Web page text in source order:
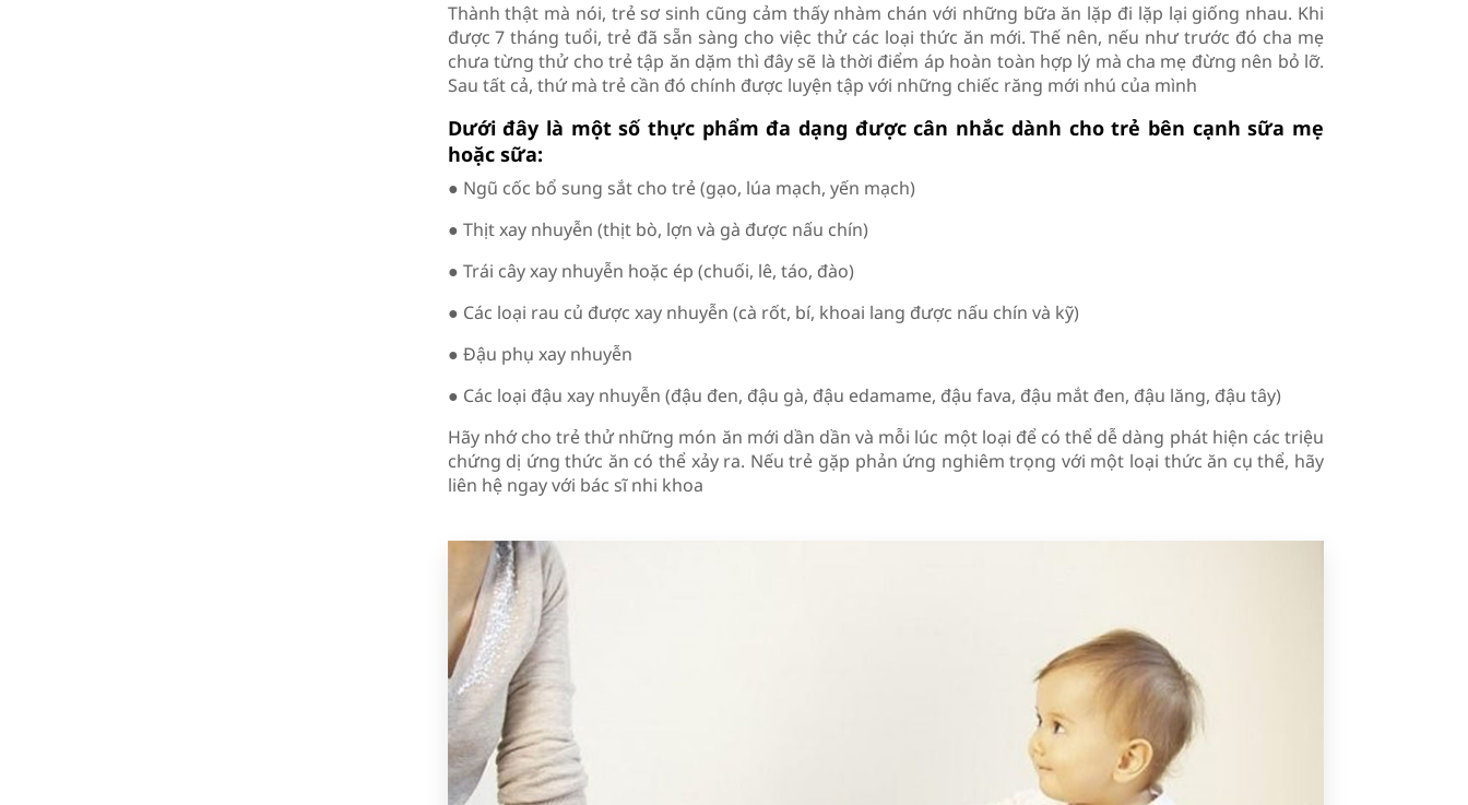
Thành thật mà nói, trẻ sơ sinh cũng cảm thấy nhàm chán với những bữa ăn lặp đi lặp lại giống nhau. Khi
được 7 tháng tuổi, trẻ đã sẵn sàng cho việc thử các loại thức ăn mới. Thế nên, nếu như trước đó cha mẹ
chưa từng thử cho trẻ tập ăn dặm thì đây sẽ là thời điểm áp hoàn toàn hợp lý mà cha mẹ đừng nên bỏ lỡ.
Sau tất cả, thứ mà trẻ cần đó chính được luyện tập với những chiếc răng mới nhú của mình
Dưới đây là một số thực phẩm đa dạng được cân nhắc dành cho trẻ bên cạnh sữa mẹ
hoặc sữa:
● Ngũ cốc bổ sung sắt cho trẻ (gạo, lúa mạch, yến mạch)
● Thịt xay nhuyễn (thịt bò, lợn và gà được nấu chín)
● Trái cây xay nhuyễn hoặc ép (chuối, lê, táo, đào)
● Các loại rau củ được xay nhuyễn (cà rốt, bí, khoai lang được nấu chín và kỹ)
● Đậu phụ xay nhuyễn
● Các loại đậu xay nhuyễn (đậu đen, đậu gà, đậu edamame, đậu fava, đậu mắt đen, đậu lăng, đậu tây)
Hãy nhớ cho trẻ thử những món ăn mới dần dần và mỗi lúc một loại để có thể dễ dàng phát hiện các triệu
chứng dị ứng thức ăn có thể xảy ra. Nếu trẻ gặp phản ứng nghiêm trọng với một loại thức ăn cụ thể, hãy
liên hệ ngay với bác sĩ nhi khoa